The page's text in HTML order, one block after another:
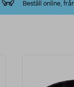
Beställ online,